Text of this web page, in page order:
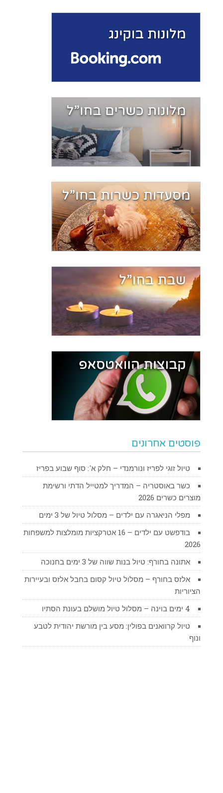
פוסטים אחרונים
טיול זוגי לפריז ונורמנדי – חלק א': סוף שבוע בפריז
כשר באוסטריה – המדריך למטייל הדתי ורשימת
מוצרים כשרים 2026
מפלי הניאגרה עם ילדים – מסלול טיול של 3 ימים
בודפשט עם ילדים – 16 אטרקציות מומלצות למשפחות
2026
אתונה בחורף: טיול בנות שווה של 3 ימים בחנוכה
אלזס בחורף – מסלול טיול קסום בחבל אלזס ובעיירות
הציוריות
4 ימים בוינה – מסלול טיול מושלם בעונת הסתיו
טיול קרוואנים בפולין: מסע בין מורשת יהודית לטבע
ונוף